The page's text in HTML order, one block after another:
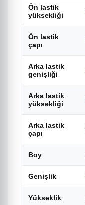
Ön lastik
yüksekliği
Ön lastik
çapı
Arka lastik
genişliği
Arka lastik
yüksekliği
Arka lastik
çapı
Boy
Genişlik
Yükseklik